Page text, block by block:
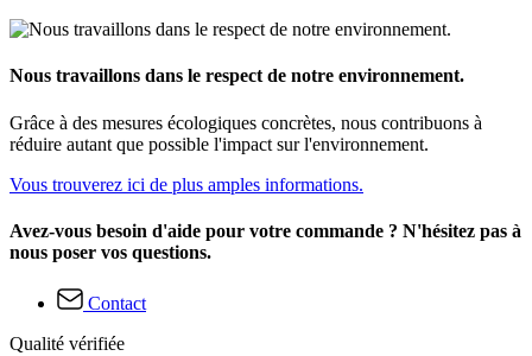
Nous travaillons dans le respect de notre environnement.
Grâce à des mesures écologiques concrètes, nous contribuons à
réduire autant que possible l'impact sur l'environnement.
Vous trouverez ici de plus amples informations.
Avez-vous besoin d'aide pour votre commande ? N'hésitez pas à
nous poser vos questions.
Contact
Qualité vérifiée